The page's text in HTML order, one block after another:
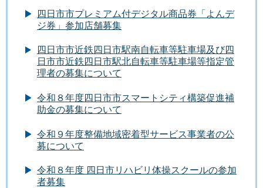
四日市市プレミアム付デジタル商品券「よんデ
ジ券」参加店舗募集
四日市市近鉄四日市駅南自転車等駐車場及び四
日市市近鉄四日市駅北自転車等駐車場等指定管
理者の募集について
令和８年度四日市市スマートシティ構築促進補
助金の募集について
令和９年度整備地域密着型サービス事業者の公
募について
令和８年度 四日市リハビリ体操スクールの参加
者募集